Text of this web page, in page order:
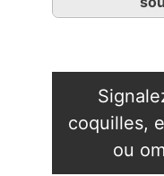
coquilles,
ou